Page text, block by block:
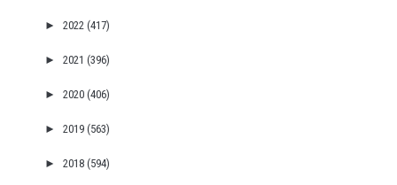
► 2022 (417)
► 2021 (396)
► 2020 (406)
► 2019 (563)
► 2018 (594)